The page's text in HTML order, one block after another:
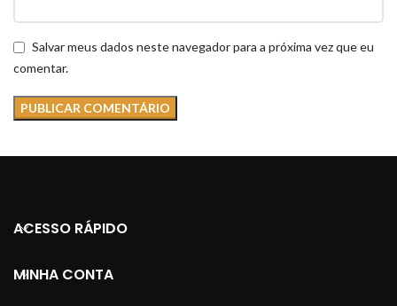
Salvar meus dados neste navegador para a próxima vez que eu
comentar.
ACESSO RÁPIDO
MINHA CONTA